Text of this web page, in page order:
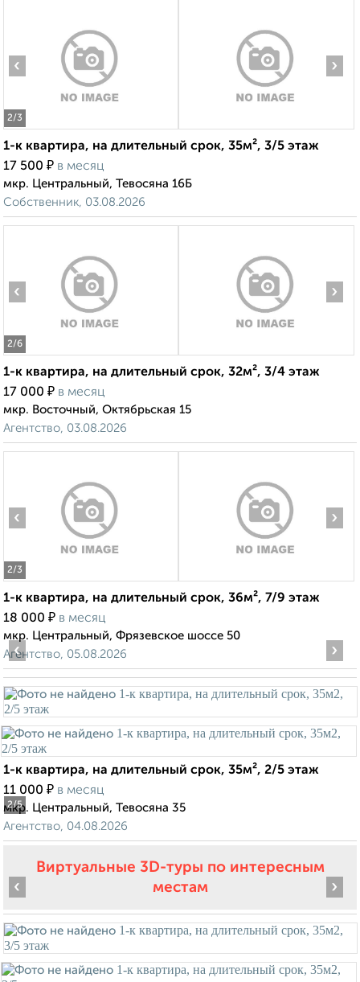
2/3
‹ ›
1-к квартира, на длительный срок, 35м², 3/5 этаж
17 500 ₽ в месяц
мкр. Центральный, Тевосяна 16Б
Собственник, 03.08.2026
2/6
‹ ›
1-к квартира, на длительный срок, 32м², 3/4 этаж
17 000 ₽ в месяц
мкр. Восточный, Октябрьская 15
Агентство, 03.08.2026
2/3
‹ ›
1-к квартира, на длительный срок, 36м², 7/9 этаж
18 000 ₽ в месяц
мкр. Центральный, Фрязевское шоссе 50
Агентство, 05.08.2026
2/5
‹ ›
1-к квартира, на длительный срок, 35м², 2/5 этаж
11 000 ₽ в месяц
мкр. Центральный, Тевосяна 35
Агентство, 04.08.2026
Виртуальные 3D-туры по интересным
местам
‹ ›